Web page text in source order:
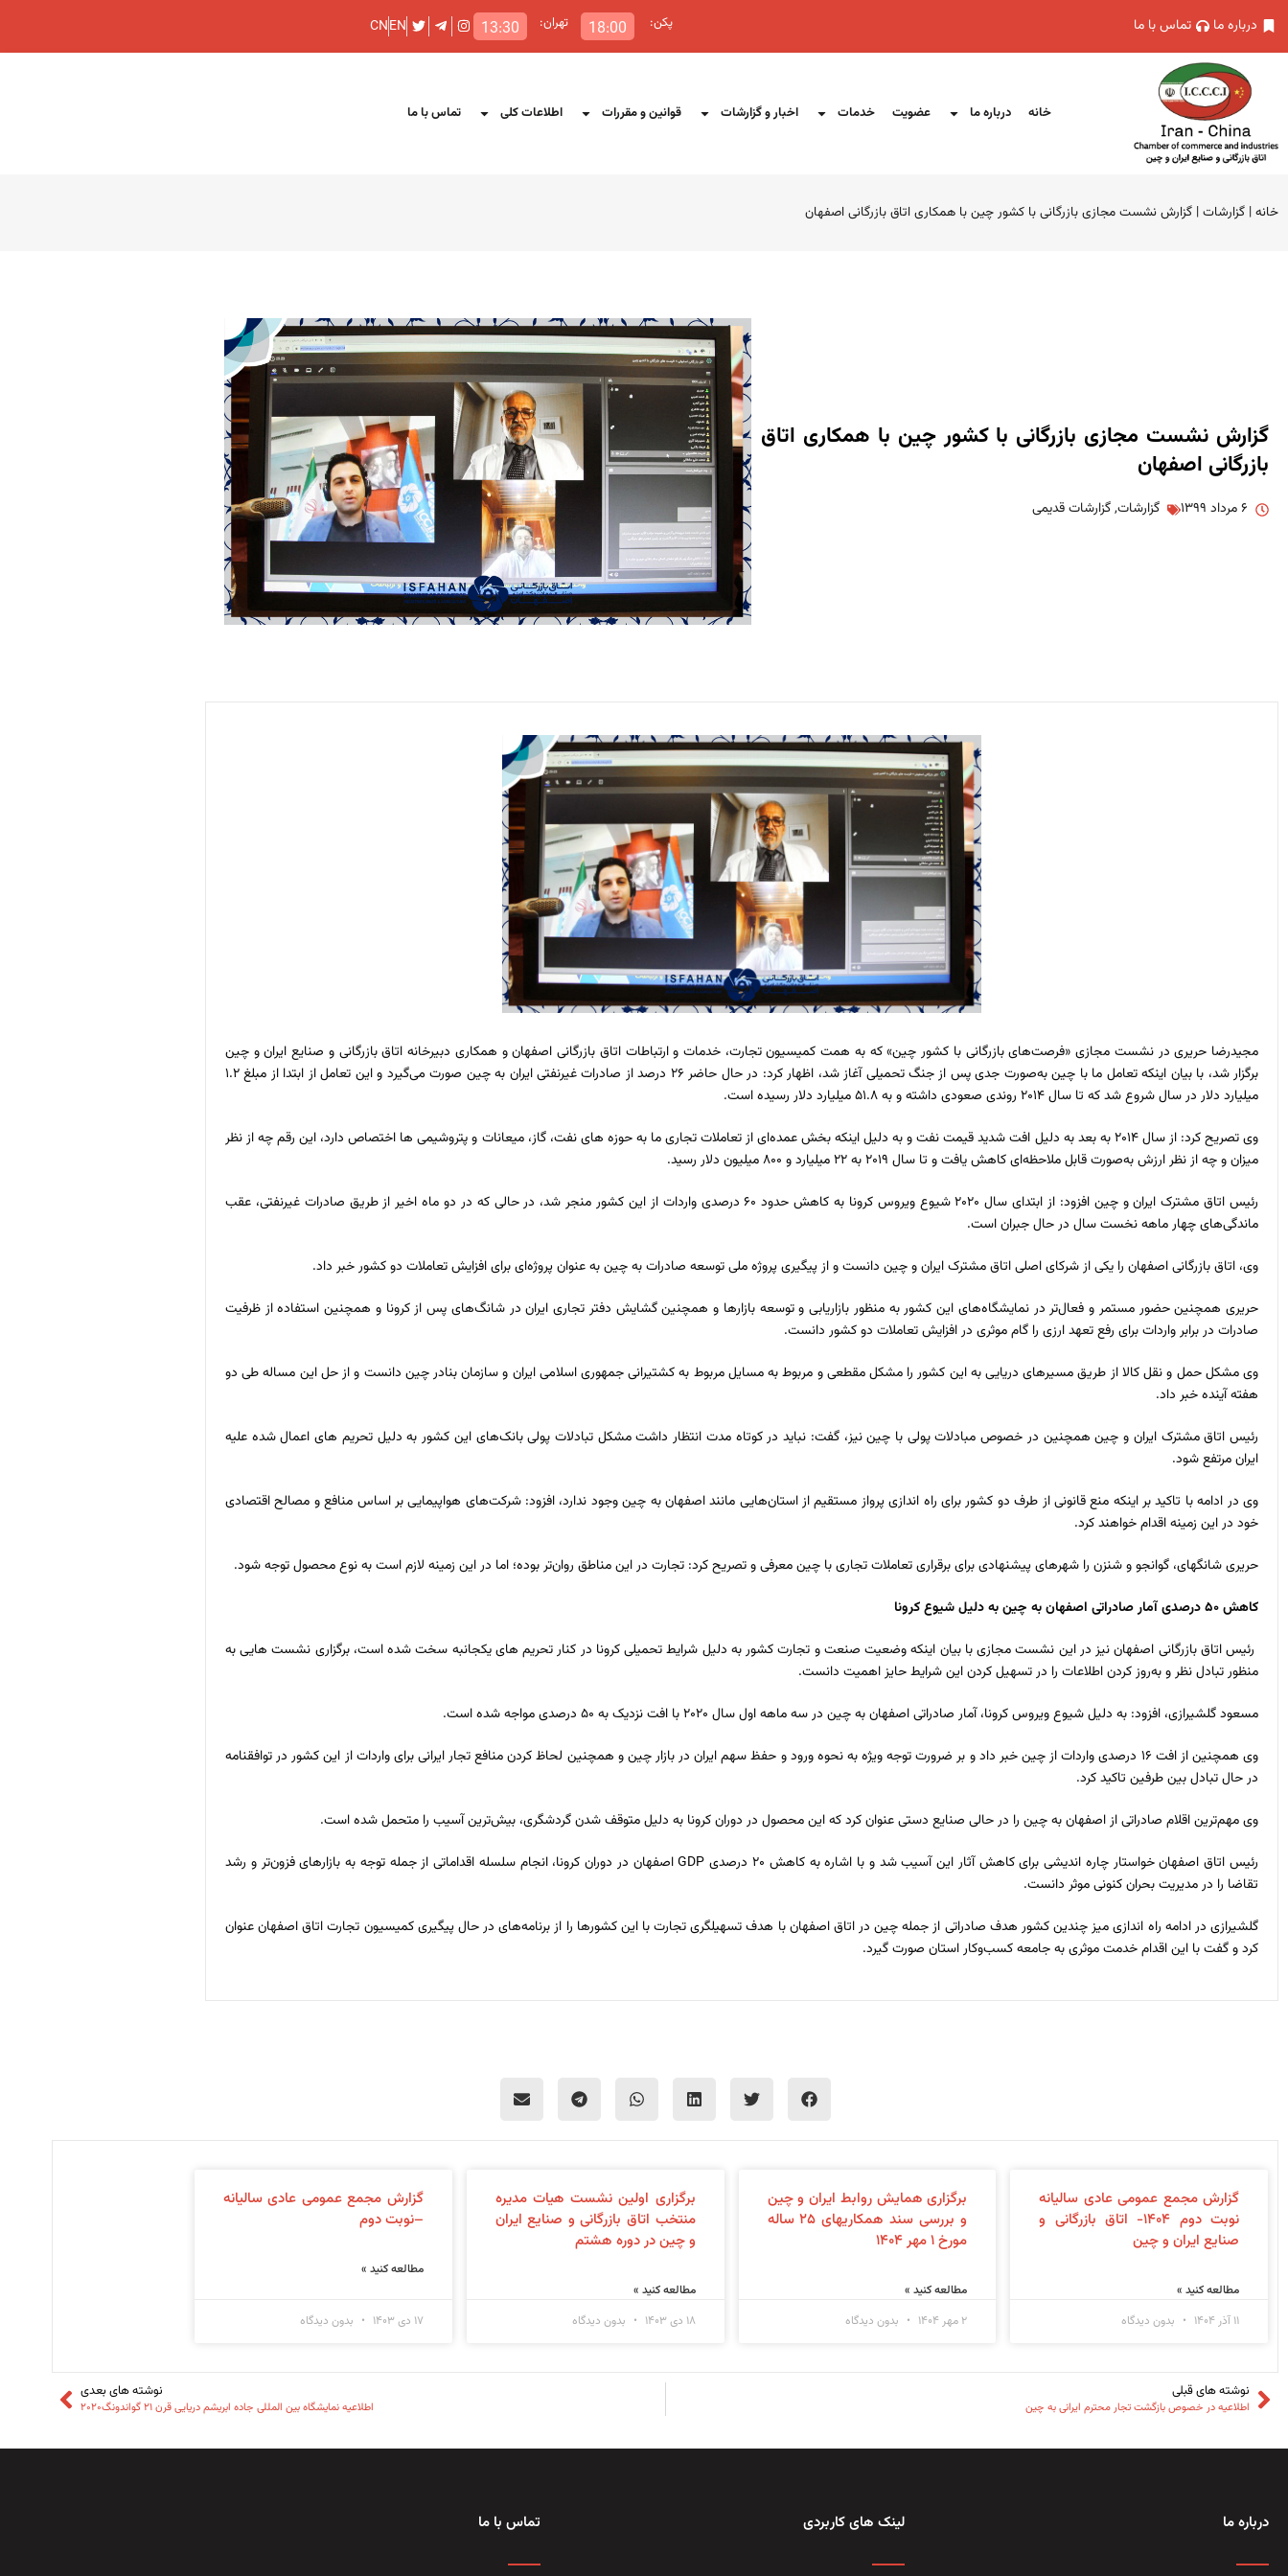
درباره ما تماس با ما پکن: 18:00 تهران: 13:30
EN
CN
خانه درباره ما عضویت خدمات اخبار و گزارشات قوانین و مقررات اطلاعات کلی تماس با ما
خانه| گزارشات| گزارش نشست مجازی بازرگانی با کشور چین با همکاری اتاق بازرگانی اصفهان
گزارش نشست مجازی بازرگانی با کشور چین با همکاری اتاق
بازرگانی اصفهان
۶ مرداد ۱۳۹۹ گزارشات,گزارشات قدیمی
مجیدرضا حریری در نشست مجازی «فرصت‌های بازرگانی با کشور چین» که به همت کمیسیون تجارت، خدمات و ارتباطات اتاق بازرگانی اصفهان و همکاری دبیرخانه اتاق بازرگانی و صنایع ایران و چین
برگزار شد، با بیان اینکه تعامل ما با چین به‌صورت جدی پس از جنگ تحمیلی آغاز شد، اظهار کرد: در حال حاضر ۲۶ درصد از صادرات غیرنفتی ایران به چین صورت می‌گیرد و این تعامل از ابتدا از مبلغ ۱.۲
میلیارد دلار در سال شروع شد که تا سال ۲۰۱۴ روندی صعودی داشته و به ۵۱.۸ میلیارد دلار رسیده است.
وی تصریح کرد: از سال ۲۰۱۴ به بعد به دلیل افت شدید قیمت نفت و به دلیل اینکه بخش عمده‌ای از تعاملات تجاری ما به حوزه های نفت، گاز، میعانات و پتروشیمی ها اختصاص دارد، این رقم چه از نظر
میزان و چه از نظر ارزش به‌صورت قابل ملاحظه‌ای کاهش یافت و تا سال ۲۰۱۹ به ۲۲ میلیارد و ۸۰۰ میلیون دلار رسید.
رئیس اتاق مشترک ایران و چین افزود: از ابتدای سال ۲۰۲۰ شیوع ویروس کرونا به کاهش حدود ۶۰ درصدی واردات از این کشور منجر شد، در حالی که در دو ماه اخیر از طریق صادرات غیرنفتی، عقب
ماندگی‌های چهار ماهه نخست سال در حال جبران است.
وی، اتاق بازرگانی اصفهان را یکی از شرکای اصلی اتاق مشترک ایران و چین دانست و از پیگیری پروژه ملی توسعه صادرات به چین به عنوان پروژه‌ای برای افزایش تعاملات دو کشور خبر داد.
حریری همچنین حضور مستمر و فعال‌تر در نمایشگاه‌های این کشور به منظور بازاریابی و توسعه بازارها و همچنین گشایش دفتر تجاری ایران در شانگ‌های پس از کرونا و همچنین استفاده از ظرفیت
صادرات در برابر واردات برای رفع تعهد ارزی را گام موثری در افزایش تعاملات دو کشور دانست.
وی مشکل حمل و نقل کالا از طریق مسیرهای دریایی به این کشور را مشکل مقطعی و مربوط به مسایل مربوط به کشتیرانی جمهوری اسلامی ایران و سازمان بنادر چین دانست و از حل این مساله طی دو
هفته آینده خبر داد.
رئیس اتاق مشترک ایران و چین همچنین در خصوص مبادلات پولی با چین نیز، گفت: نباید در کوتاه مدت انتظار داشت مشکل تبادلات پولی بانک‌های این کشور به دلیل تحریم های اعمال شده علیه
ایران مرتفع شود.
وی در ادامه با تاکید بر اینکه منع قانونی از طرف دو کشور برای راه اندازی پرواز مستقیم از استان‌هایی مانند اصفهان به چین وجود ندارد، افزود: شرکت‌های هواپیمایی بر اساس منافع و مصالح اقتصادی
خود در این زمینه اقدام خواهند کرد.
حریری شانگهای، گوانجو و شنزن را شهرهای پیشنهادی برای برقراری تعاملات تجاری با چین معرفی و تصریح کرد: تجارت در این مناطق روان‌تر بوده؛ اما در این زمینه لازم است به نوع محصول توجه شود.
کاهش ۵۰ درصدی آمار صادراتی اصفهان به چین به دلیل شیوع کرونا
رئیس اتاق بازرگانی اصفهان نیز در این نشست مجازی با بیان اینکه وضعیت صنعت و تجارت کشور به دلیل شرایط تحمیلی کرونا در کنار تحریم های یکجانبه سخت شده است، برگزاری نشست هایی به
منظور تبادل نظر و به‌روز کردن اطلاعات را در تسهیل کردن این شرایط حایز اهمیت دانست.
مسعود گلشیرازی، افزود: به دلیل شیوع ویروس کرونا، آمار صادراتی اصفهان به چین در سه ماهه اول سال ۲۰۲۰ با افت نزدیک به ۵۰ درصدی مواجه شده است.
وی همچنین از افت ۱۶ درصدی واردات از چین خبر داد و بر ضرورت توجه ویژه به نحوه ورود و حفظ سهم ایران در بازار چین و همچنین لحاظ کردن منافع تجار ایرانی برای واردات از این کشور در توافقنامه
در حال تبادل بین طرفین تاکید کرد.
وی مهم‌ترین اقلام صادراتی از اصفهان به چین را در حالی صنایع دستی عنوان کرد که این محصول در دوران کرونا به دلیل متوقف شدن گردشگری، بیش‌ترین آسیب را متحمل شده است.
رئیس اتاق اصفهان خواستار چاره اندیشی برای کاهش آثار این آسیب شد و با اشاره به کاهش ۲۰ درصدی GDP اصفهان در دوران کرونا، انجام سلسله اقداماتی از جمله توجه به بازارهای فزون‌تر و رشد
تقاضا را در مدیریت بحران کنونی موثر دانست.
گلشیرازی در ادامه راه اندازی میز چندین کشور هدف صادراتی از جمله چین در اتاق اصفهان با هدف تسهیلگری تجارت با این کشورها را از برنامه‌های در حال پیگیری کمیسیون تجارت اتاق اصفهان عنوان
کرد و گفت با این اقدام خدمت موثری به جامعه کسب‌وکار استان صورت گیرد.
گزارش مجمع عمومی عادی سالیانه
نوبت دوم ۱۴۰۴- اتاق بازرگانی و
صنایع ایران و چین
مطالعه کنید »
۱۱ آذر ۱۴۰۴
بدون دیدگاه
برگزاری همایش روابط ایران و چین
و بررسی سند همکاریهای ۲۵ ساله
مورخ ۱ مهر ۱۴۰۴
مطالعه کنید »
۲ مهر ۱۴۰۴
بدون دیدگاه
برگزاری اولین نشست هیات مدیره
منتخب اتاق بازرگانی و صنایع ایران
و چین در دوره هشتم
مطالعه کنید »
۱۸ دی ۱۴۰۳
بدون دیدگاه
گزارش مجمع عمومی عادی سالیانه
–نوبت دوم
مطالعه کنید »
۱۷ دی ۱۴۰۳ بدون دیدگاه
نوشته های قبلی
اطلاعیه در خصوص بازگشت تجار محترم ایرانی به چین
نوشته های بعدی
اطلاعیه نمایشگاه بین المللی جاده ابریشم دریایی قرن ۲۱ گواندونگ۲۰۲۰
درباره ما لینک های کاربردی تماس با ما